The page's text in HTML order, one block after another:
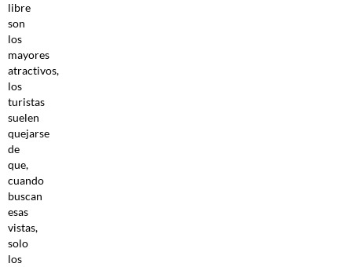
libre
son
los
mayores
atractivos,
los
turistas
suelen
quejarse
de
que,
cuando
buscan
esas
vistas,
solo
los